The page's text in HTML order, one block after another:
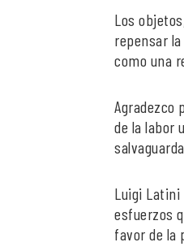
Los
repensar
como una
Agradezco
de la labor
Luigi Latini
esfuerzos
favor de la